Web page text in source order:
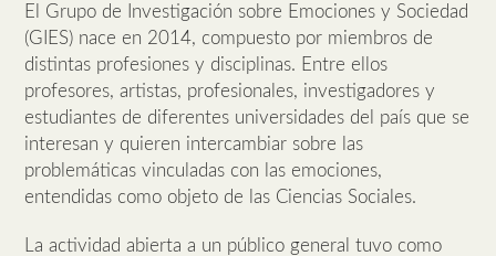
El Grupo de Investigación sobre Emociones y Sociedad
(GIES) nace en 2014, compuesto por miembros de
distintas profesiones y disciplinas. Entre ellos
profesores, artistas, profesionales, investigadores y
estudiantes de diferentes universidades del país que se
interesan y quieren intercambiar sobre las
problemáticas vinculadas con las emociones,
entendidas como objeto de las Ciencias Sociales.
La actividad abierta a un público general tuvo como